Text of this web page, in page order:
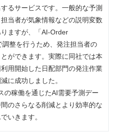
るサービスです。一般的な予測
当者が気象情報などの説明変数
ますが、「AI-Order
整を行うため、発注担当者の
ができます。実際に同社では本
用開始した日配部門の発注作業
に成功しました。
の稼働を通じたAI需要予測デー
のさらなる削減とより効率的な
いきます。